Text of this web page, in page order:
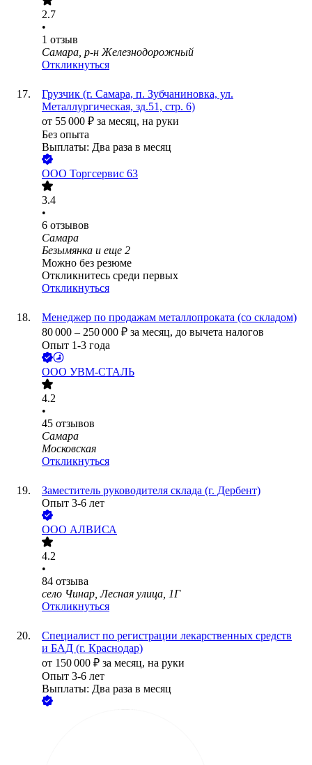
2.7
•
1 отзыв
Самара, р-н Железнодорожный
Откликнуться
Грузчик (г. Самара, п. Зубчаниновка, ул.
Металлургическая, зд.51, стр. 6)
от 55 000 ₽ за месяц, на руки
Без опыта
Выплаты: Два раза в месяц
ООО Торгсервис 63
3.4
•
6 отзывов
Самара
Безымянка и еще 2
Можно без резюме
Откликнитесь среди первых
Откликнуться
Менеджер по продажам металлопроката (со складом)
80 000 – 250 000 ₽ за месяц, до вычета налогов
Опыт 1-3 года
ООО УВМ-СТАЛЬ
4.2
•
45 отзывов
Самара
Московская
Откликнуться
Заместитель руководителя склада (г. Дербент)
Опыт 3-6 лет
ООО АЛВИСА
4.2
•
84 отзыва
село Чинар, Лесная улица, 1Г
Откликнуться
Специалист по регистрации лекарственных средств
и БАД (г. Краснодар)
от 150 000 ₽ за месяц, на руки
Опыт 3-6 лет
Выплаты: Два раза в месяц